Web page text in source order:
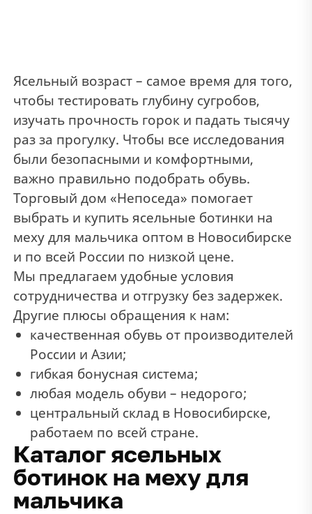
Ясельный возраст – самое время для того,
чтобы тестировать глубину сугробов,
изучать прочность горок и падать тысячу
раз за прогулку. Чтобы все исследования
были безопасными и комфортными,
важно правильно подобрать обувь.
Торговый дом «Непоседа» помогает
выбрать и купить ясельные ботинки на
меху для мальчика оптом в Новосибирске
и по всей России по низкой цене.
Мы предлагаем удобные условия
сотрудничества и отгрузку без задержек.
Другие плюсы обращения к нам:
качественная обувь от производителей
России и Азии;
гибкая бонусная система;
любая модель обуви – недорого;
центральный склад в Новосибирске,
работаем по всей стране.
Каталог ясельных
ботинок на меху для
мальчика